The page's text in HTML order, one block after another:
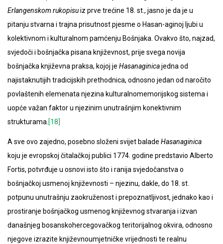
Erlangenskom rukopisuiz prve trećine 18. st., jasno je da je u
pitanju stvarna i trajna prisutnost pjesme o Hasan-aginoj ljubi u
kolektivnom i kulturalnom pamćenju Bošnjaka. Ovakvo što, najzad,
svjedoči i bošnjačka pisana književnost, prije svega novija
bošnjačka književna praksa, kojoj je Hasanaginicajedna od
najistaknutijih tradicijskih prethodnica, odnosno jedan od naročito
povlaštenih elemenata njezina kulturalnomemorijskog sistema i
uopće važan faktor u njezinim unutrašnjim konektivnim
strukturama.[18]
A sve ovo zajedno, posebno složeni svijet balade Hasanaginica
koju je evropskoj čitalačkoj publici 1774. godine predstavio Alberto
Fortis, potvrđuje u osnovi isto što i ranija svjedočanstva o
bošnjačkoj usmenoj književnosti – njezinu, dakle, do 18. st.
potpunu unutrašnju zaokruženost i prepoznatljivost, jednako kao i
prostiranje bošnjačkog usmenog književnog stvaranja i izvan
današnjeg bosanskohercegovačkog teritorijalnog okvira, odnosno
njegove izrazite književnoumjetničke vrijednosti te realnu